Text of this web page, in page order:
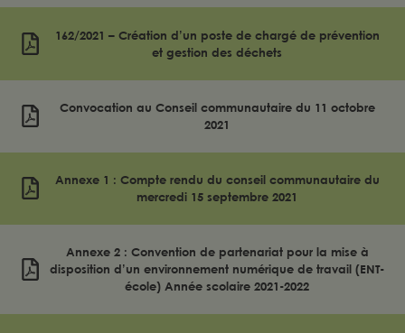
162/2021 – Création d’un poste de chargé de prévention
et gestion des déchets
Convocation au Conseil communautaire du 11 octobre
2021
Annexe 1 : Compte rendu du conseil communautaire du
mercredi 15 septembre 2021
Annexe 2 : Convention de partenariat pour la mise à
disposition d’un environnement numérique de travail (ENT-
école) Année scolaire 2021-2022